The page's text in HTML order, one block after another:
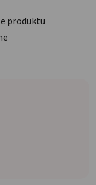
produktu